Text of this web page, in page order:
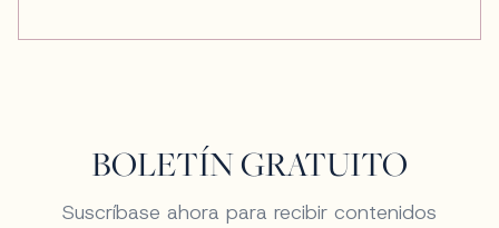
BOLETÍN GRATUITO
Suscríbase ahora para recibir contenidos